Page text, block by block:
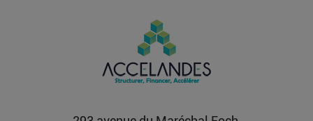
chez OpenAI pour se soigner
L’article Après une pause de 3 mois, la Française
Fidji Simo quitte son poste chez OpenAI pour se